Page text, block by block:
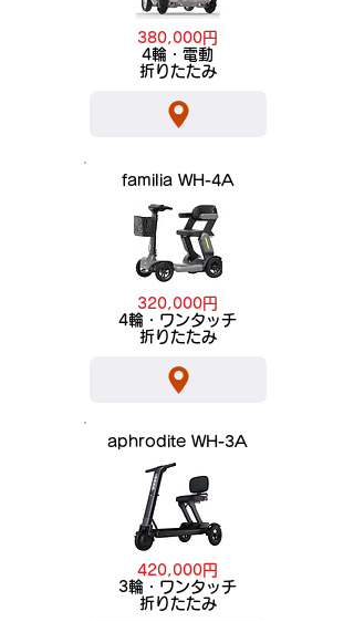
380,000円
​4輪・電動
折りたたみ
familia WH-4A
320,000円
​4輪・ワンタッチ
折りたたみ
aphrodite WH-3A
420,000円
​3輪・ワンタッチ
折りたたみ